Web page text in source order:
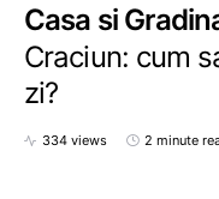
Casa si
Craciun: cum
zi?
334 views 2 minute